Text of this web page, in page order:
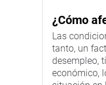
¿Cómo
Las
tanto, un
desempleo,
económico,